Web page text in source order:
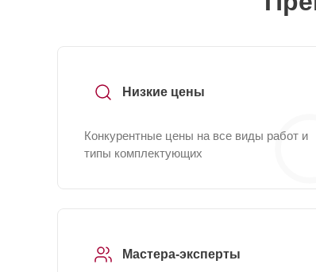
Низкие цены
Конкурентные цены на все виды работ и
типы комплектующих
Мастера-эксперты